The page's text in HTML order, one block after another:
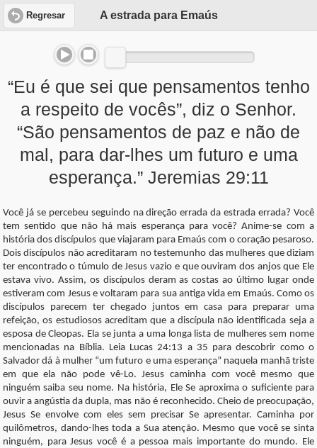
Regresar A estrada para Emaús
“Eu é que sei que pensamentos tenho
a respeito de vocês”, diz o Senhor.
“São pensamentos de paz e não de
mal, para dar-lhes um futuro e uma
esperança.” Jeremias 29:11
Você já se percebeu seguindo na direção errada da estrada errada? Você
tem sentido que não há mais esperança para você? Anime-se com a
história dos discípulos que viajaram para Emaús com o coração pesaroso.
Dois discípulos não acreditaram no testemunho das mulheres que diziam
ter encontrado o túmulo de Jesus vazio e que ouviram dos anjos que Ele
estava vivo. Assim, os discípulos deram as costas ao último lugar onde
estiveram com Jesus e voltaram para sua antiga vida em Emaús. Como os
discípulos parecem ter chegado juntos em casa para preparar uma
refeição, os estudiosos acreditam que a discípula não identificada seja a
esposa de Cleopas. Ela se junta a uma longa lista de mulheres sem nome
mencionadas na Bíblia. Leia Lucas 24:13 a 35 para descobrir como o
Salvador dá à mulher “um futuro e uma esperança” naquela manhã triste
em que ela não pode vê-Lo. Jesus caminha com você mesmo que
ninguém saiba seu nome. Na história, Ele Se aproxima o suficiente para
ouvir a angústia da dupla, mas não é reconhecido. Cheio de preocupação,
Jesus Se envolve com eles sem precisar Se apresentar. Caminha por
quilômetros, dando-lhes toda a Sua atenção. Mesmo que você se sinta
ninguém, para Jesus você é a pessoa mais importante do mundo. Ele